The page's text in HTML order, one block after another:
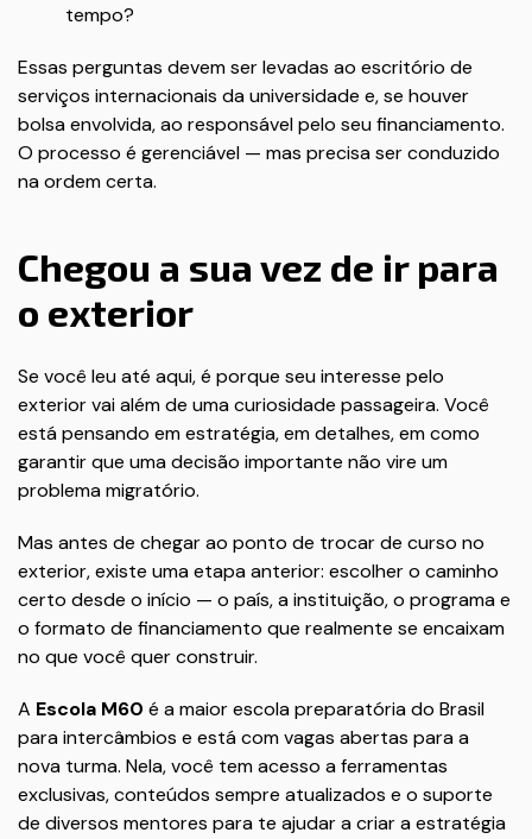
tempo?
Essas perguntas devem ser levadas ao escritório de
serviços internacionais da universidade e, se houver
bolsa envolvida, ao responsável pelo seu financiamento.
O processo é gerenciável — mas precisa ser conduzido
na ordem certa.
Chegou a sua vez de ir para
o exterior
Se você leu até aqui, é porque seu interesse pelo
exterior vai além de uma curiosidade passageira. Você
está pensando em estratégia, em detalhes, em como
garantir que uma decisão importante não vire um
problema migratório.
Mas antes de chegar ao ponto de trocar de curso no
exterior, existe uma etapa anterior: escolher o caminho
certo desde o início — o país, a instituição, o programa e
o formato de financiamento que realmente se encaixam
no que você quer construir.
A Escola M60 é a maior escola preparatória do Brasil
para intercâmbios e está com vagas abertas para a
nova turma. Nela, você tem acesso a ferramentas
exclusivas, conteúdos sempre atualizados e o suporte
de diversos mentores para te ajudar a criar a estratégia